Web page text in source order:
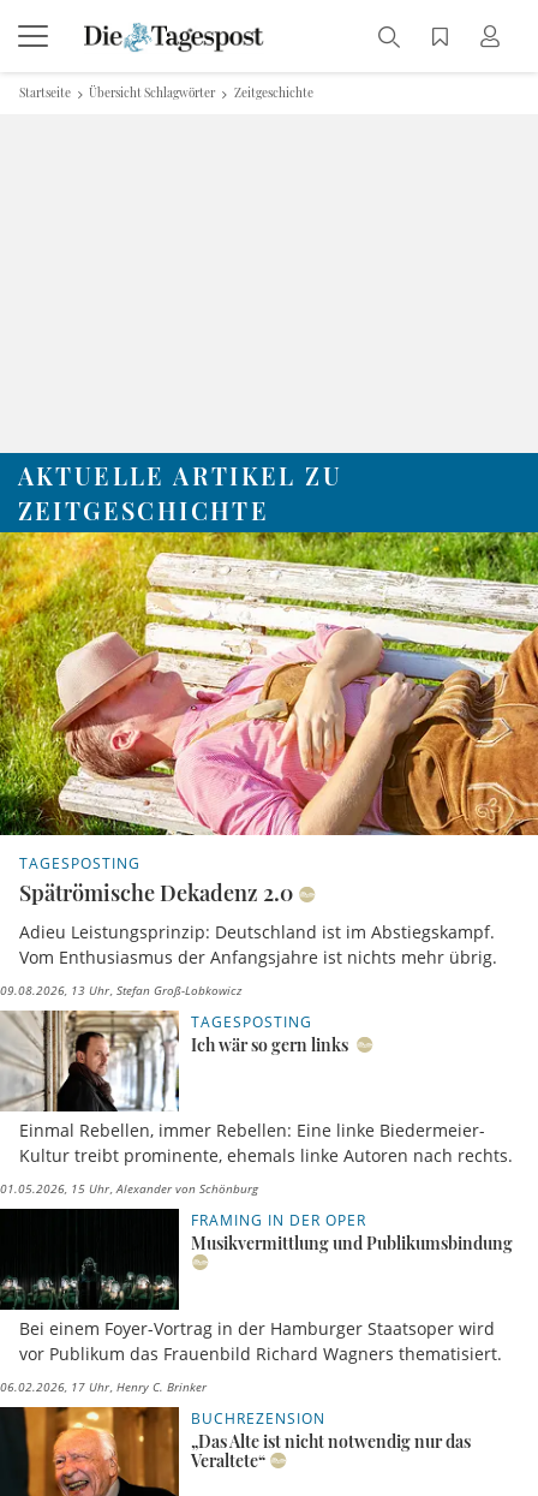
Startseite Übersicht Schlagwörter Zeitgeschichte
AKTUELLE ARTIKEL ZU
ZEITGESCHICHTE
TAGESPOSTING
Spätrömische Dekadenz 2.0
Adieu Leistungsprinzip: Deutschland ist im Abstiegskampf.
Vom Enthusiasmus der Anfangsjahre ist nichts mehr übrig.
09.08.2026, 13 Uhr Stefan Groß-Lobkowicz
TAGESPOSTING
Ich wär so gern links
Einmal Rebellen, immer Rebellen: Eine linke Biedermeier-
Kultur treibt prominente, ehemals linke Autoren nach rechts.
01.05.2026, 15 Uhr Alexander von Schönburg
FRAMING IN DER OPER
Musikvermittlung und Publikumsbindung
Bei einem Foyer-Vortrag in der Hamburger Staatsoper wird
vor Publikum das Frauenbild Richard Wagners thematisiert.
06.02.2026, 17 Uhr Henry C. Brinker
BUCHREZENSION
„Das Alte ist nicht notwendig nur das
Veraltete“